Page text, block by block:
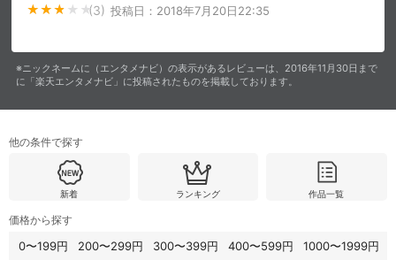
(3) 投稿日： 2018年7月20日22:35
※ニックネームに（エンタメナビ）の表示があるレビューは、2016年11月30日まで
に「楽天エンタメナビ」に投稿されたものを掲載しております。
他の条件で探す
新着 ランキング 作品一覧
価格から探す
0〜199円 200〜299円 300〜399円 400〜599円 1000〜1999円